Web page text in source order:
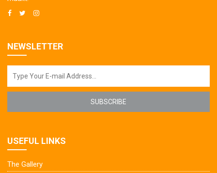
NEWSLETTER
SUBSCRIBE
USEFUL LINKS
The Gallery